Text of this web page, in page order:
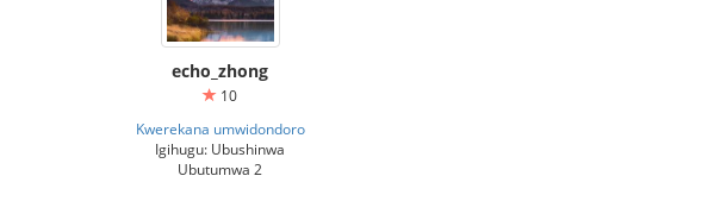
echo_zhong
10
Kwerekana umwidondoro
Igihugu: Ubushinwa
Ubutumwa 2